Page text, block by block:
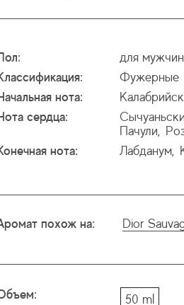
для мужчин
Фужерные
нота:
сердца:
Пачули,
нота:
Лабданум,
похож на: Dior
50 ml